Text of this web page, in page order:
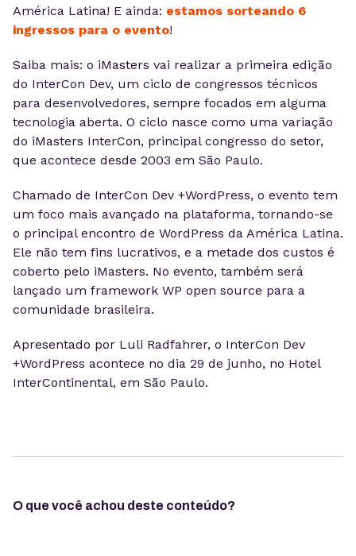
América Latina! E ainda: estamos sorteando 6
ingressos para o evento!
Saiba mais: o iMasters vai realizar a primeira edição
do InterCon Dev, um ciclo de congressos técnicos
para desenvolvedores, sempre focados em alguma
tecnologia aberta. O ciclo nasce como uma variação
do iMasters InterCon, principal congresso do setor,
que acontece desde 2003 em São Paulo.
Chamado de InterCon Dev +WordPress, o evento tem
um foco mais avançado na plataforma, tornando-se
o principal encontro de WordPress da América Latina.
Ele não tem fins lucrativos, e a metade dos custos é
coberto pelo iMasters. No evento, também será
lançado um framework WP open source para a
comunidade brasileira.
Apresentado por Luli Radfahrer, o InterCon Dev
+WordPress acontece no dia 29 de junho, no Hotel
InterContinental, em São Paulo.
O que você achou deste conteúdo?